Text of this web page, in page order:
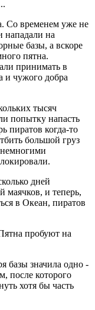
Со временем уже не
нападали на
базы, а вскоре
пятна.
принимать в
и чужого добра
тысяч
попытку напасть
пиратов когда-то
большой груз
дней
маячков, и теперь,
в Океан, пиратов
пробуют на
базы значила одно -
после которого
хотя бы часть